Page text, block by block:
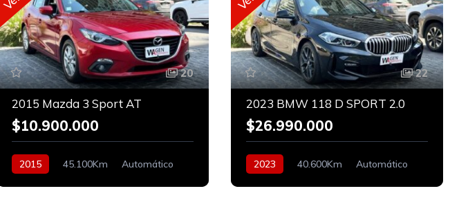
20
2015 Mazda 3 Sport AT
$10.900.000
2015 45.100Km
Automático
22
2023 BMW 118 D SPORT 2.0
$26.990.000
2023 40.600Km
Automático